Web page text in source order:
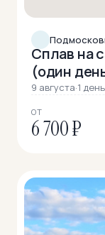
Сплав на
(один
9 августа·1 день
ОТ
6 700 ₽